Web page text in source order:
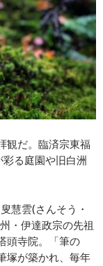
観だ。臨済宗東福
る庭園や旧白洲
慧雲(さんそう・
・伊達政宗の先祖
頭寺院。「筆の
塚が築かれ、毎年